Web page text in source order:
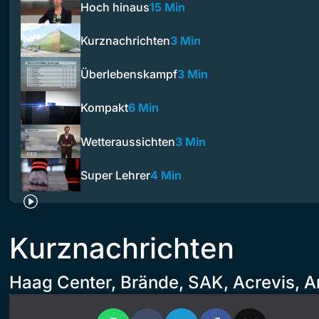
Hoch hinaus15 Min
Kurznachrichten3 Min
Überlebenskampf3 Min
Kompakt6 Min
Wetteraussichten3 Min
Super Lehrer4 Min
Kurznachrichten
Haag Center, Brände, SAK, Acrevis,